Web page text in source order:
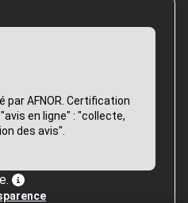
AFNOR. Certification
en ligne" : "collecte,
des avis".